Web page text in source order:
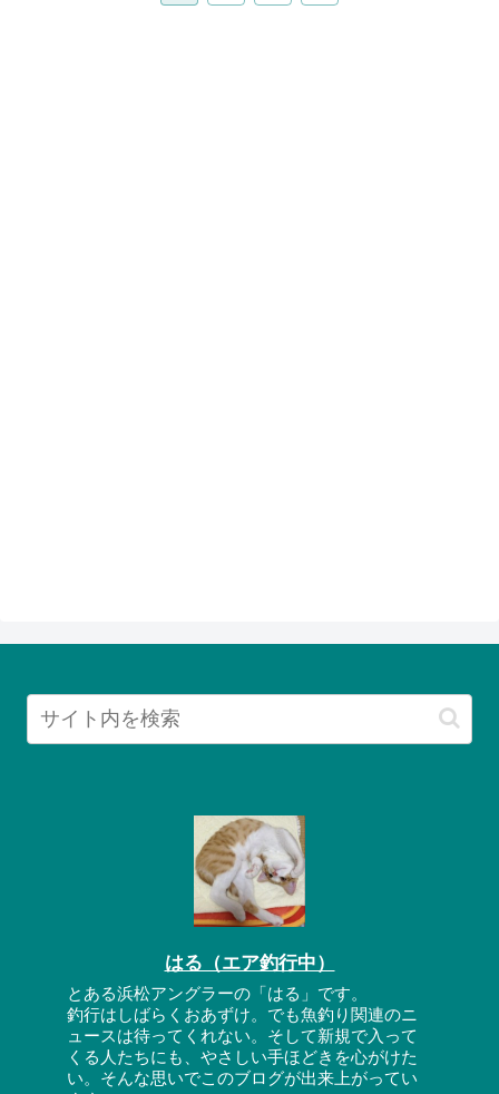
はる（エア釣行中）
とある浜松アングラーの「はる」です。
釣行はしばらくおあずけ。でも魚釣り関連のニ
ュースは待ってくれない。そして新規で入って
くる人たちにも、やさしい手ほどきを心がけた
い。そんな思いでこのブログが出来上がってい